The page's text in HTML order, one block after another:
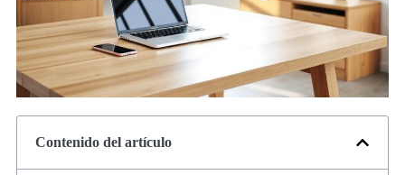
Contenido del artículo